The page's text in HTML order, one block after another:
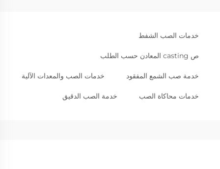
خدمات الصب الشفط
ص casting المعادن حسب الطلب
خدمة صب الشمع المفقود خدمات الصب والمعدات الآلية
خدمات محاكاة الصب خدمة الصب الدقيق